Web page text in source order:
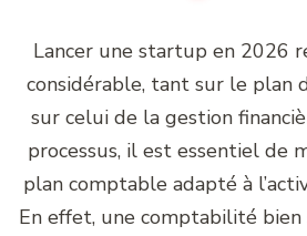
Lancer une startup en 2026
considérable, tant sur le plan
sur celui de la gestion
processus, il est essentiel de
plan comptable adapté à
En effet, une comptabilité